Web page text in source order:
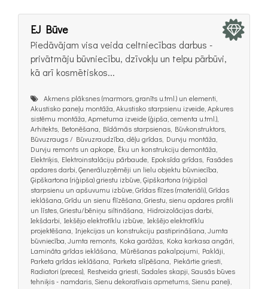
EJ Būve
Piedāvājam visa veida celtniecības darbus -
privātmāju būvniecību, dzīvokļu un telpu pārbūvi,
kā arī kosmētiskos...
Akmens plāksnes (marmors, granīts u.tml.) un elementi,
Akustisko paneļu montāža, Akustisko starpsienu izveide, Apkures
sistēmu montāža, Apmetuma izveide (ģipša, cementa u.tml.),
Arhitekts, Betonēšana, Bīdāmās starpsienas, Būvkonstruktors,
Būvuzraugs / Būvuzraudzība, dēļu grīdas, Durvju montāža,
Durvju remonts un apkope, Ēku un konstrukciju demontāža,
Elektriķis, Elektroinstalāciju pārbaude, Epoksīda grīdas, Fasādes
apdares darbi, Ģenerāluzņēmēji un lielu objektu būvniecība,
Ģipškartona (riģipša) griestu izbūve, Ģipškartona (riģipša)
starpsienu un apšuvumu izbūve, Grīdas flīzes (materiāli), Grīdas
ieklāšana, Grīdu un sienu flīzēšana, Griestu, sienu apdares profili
un līstes, Griestu/bēniņu siltināšana, Hidroizolācijas darbi,
Iekšdarbi, Iekšējo elektrotīklu izbūve, Iekšējo elektrotīklu
projektēšana, Injekcijas un konstrukciju pastiprināšana, Jumta
būvniecība, Jumta remonts, Koka garāžas, Koka karkasa angāri,
Lamināta grīdas ieklāšana, Mūrēšanas pakalpojumi, Paklāji,
Parketa grīdas ieklāšana, Parketa slīpēšana, Piekārtie griesti,
Radiatori (preces), Restveida griesti, Sadales skapji, Sausās būves
tehniķis - namdaris, Sienu dekoratīvais apmetums, Sienu paneļi,